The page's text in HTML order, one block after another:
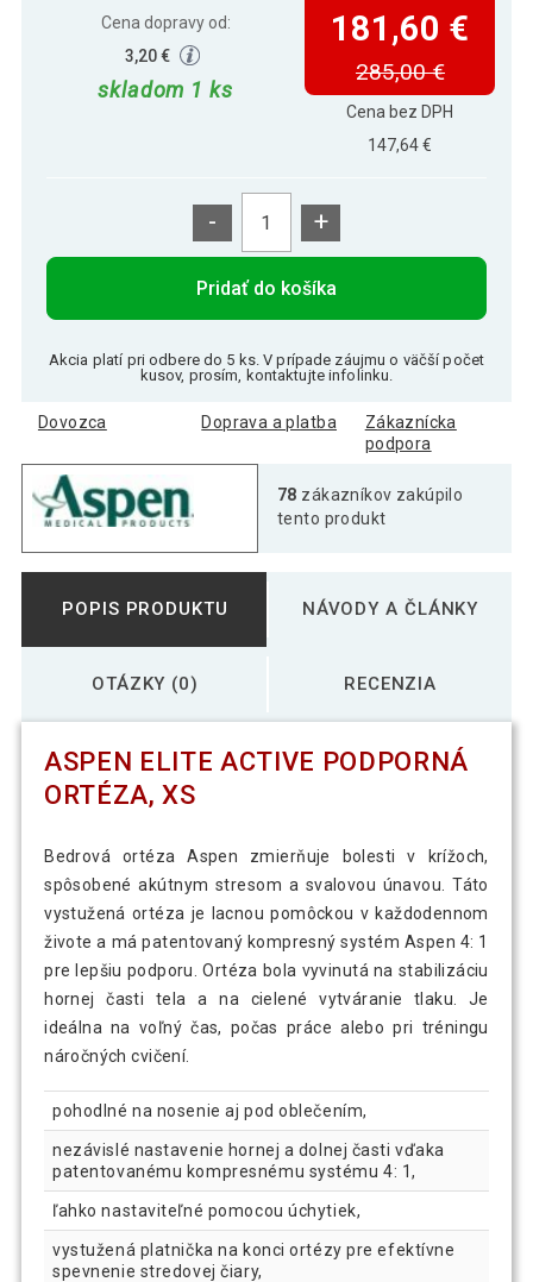
Cena dopravy od:
3,20 €
skladom 1 ks
181,60 €
285,00 €
Cena bez DPH
147,64 €
- +
Pridať do košíka
Akcia platí pri odbere do 5 ks. V prípade záujmu o väčší počet
kusov, prosím, kontaktujte infolinku.
Dovozca Doprava a platba
Zákaznícka
podpora
78 zákazníkov zakúpilo
tento produkt
POPIS PRODUKTU NÁVODY A ČLÁNKY
OTÁZKY (0) RECENZIA
ASPEN ELITE ACTIVE PODPORNÁ
ORTÉZA, XS
Bedrová ortéza Aspen zmierňuje bolesti v krížoch,
spôsobené akútnym stresom a svalovou únavou. Táto
vystužená ortéza je lacnou pomôckou v každodennom
živote a má patentovaný kompresný systém Aspen 4: 1
pre lepšiu podporu. Ortéza bola vyvinutá na stabilizáciu
hornej časti tela a na cielené vytváranie tlaku. Je
ideálna na voľný čas, počas práce alebo pri tréningu
náročných cvičení.
pohodlné na nosenie aj pod oblečením,
nezávislé nastavenie hornej a dolnej časti vďaka
patentovanému kompresnému systému 4: 1,
ľahko nastaviteľné pomocou úchytiek,
vystužená platnička na konci ortézy pre efektívne
spevnenie stredovej čiary,